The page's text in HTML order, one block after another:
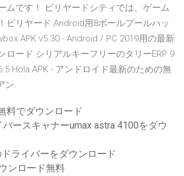
ムです！ ビリヤードシティでは、ゲーム
ビリヤード Android用8ボールプールハッ
APK v5.30 - Android / PC 2019用の最新
ロード シリアルキーフリーのタリーERP 9
Hola APK - アンドロイド最新のための無
ン.
料でダウンロード
ースキャナーumax astra 4100をダウ
ライバーをダウンロード
ンロード無料